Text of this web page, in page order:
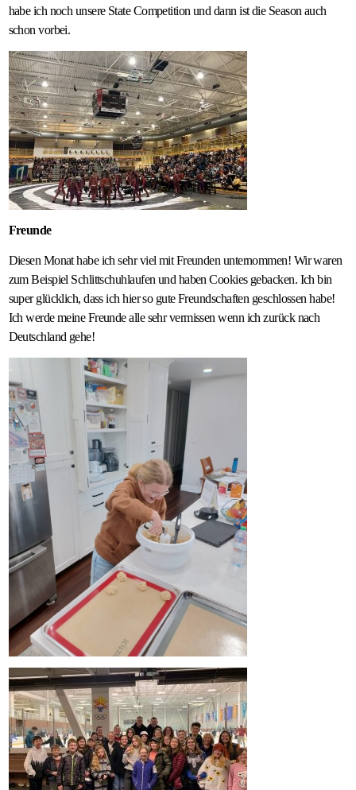
habe ich noch unsere State Competition und dann ist die Season auch
schon vorbei.
Freunde
Diesen Monat habe ich sehr viel mit Freunden unternommen! Wir waren
zum Beispiel Schlittschuhlaufen und haben Cookies gebacken. Ich bin
super glücklich, dass ich hier so gute Freundschaften geschlossen habe!
Ich werde meine Freunde alle sehr vermissen wenn ich zurück nach
Deutschland gehe!